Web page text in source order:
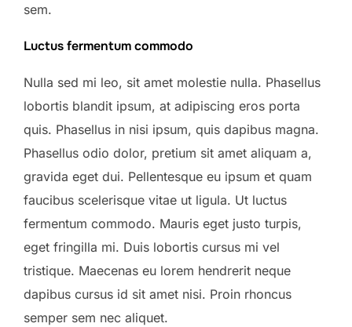
sem.
Luctus fermentum commodo
Nulla sed mi leo, sit amet molestie nulla. Phasellus
lobortis blandit ipsum, at adipiscing eros porta
quis. Phasellus in nisi ipsum, quis dapibus magna.
Phasellus odio dolor, pretium sit amet aliquam a,
gravida eget dui. Pellentesque eu ipsum et quam
faucibus scelerisque vitae ut ligula. Ut luctus
fermentum commodo. Mauris eget justo turpis,
eget fringilla mi. Duis lobortis cursus mi vel
tristique. Maecenas eu lorem hendrerit neque
dapibus cursus id sit amet nisi. Proin rhoncus
semper sem nec aliquet.